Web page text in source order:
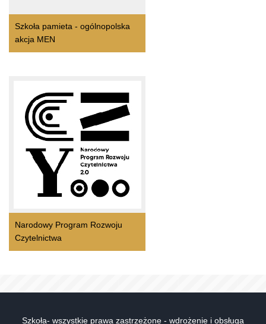
Szkoła pamieta - ogólnopolska
akcja MEN
Narodowy Program Rozwoju
Czytelnictwa
Szkoła- wszystkie prawa zastrzeżone - wdrożenie i obsługa